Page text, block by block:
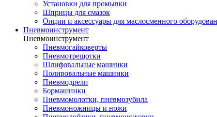
Установки для промывки
Шприцы для смазок
Опции и аксессуары для маслосменного
Пневмоинструмент
Пневмоинструмент
Пневмогайковерты
Пневмотрещотки
Шлифовальные машинки
Полировальные машинки
Пневмодрели
Бормашинки
Пневмомолотки, пневмозубила
Пневмоножницы и ножи